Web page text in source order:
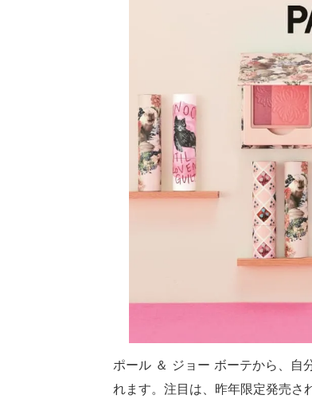
ポール ＆ ジョー ボーテから、自
れます。注目は、昨年限定発売さ